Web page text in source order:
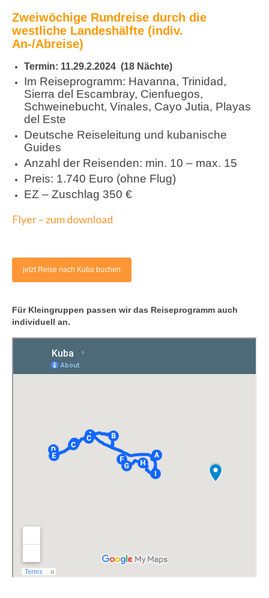
Zweiwöchige Rundreise durch die
westliche Landeshälfte (indiv.
An-/Abreise)
Termin: 11.29.2.2024 (18 Nächte)
Im Reiseprogramm: Havanna, Trinidad,
Sierra del Escambray, Cienfuegos,
Schweinebucht, Vinales, Cayo Jutia, Playas
del Este
Deutsche Reiseleitung und kubanische
Guides
Anzahl der Reisenden: min. 10 – max. 15
Preis: 1.740 Euro (ohne Flug)
EZ – Zuschlag 350 €
Flyer – zum download
jetzt Reise nach Kuba buchen
Für Kleingruppen passen wir das Reiseprogramm auch
individuell an.